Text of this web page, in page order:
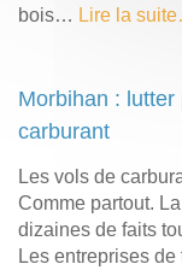
bois… Lire la
Morbihan :
carburant
Les vols de
Comme partout.
dizaines de faits
Les entreprises